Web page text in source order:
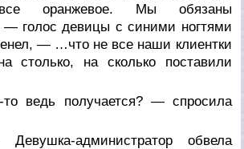
оранжевое. Мы обязаны
голос девицы с синими ногтями
— …что не все наши клиентки
столько, на сколько поставили
ведь получается? — спросила
администратор обвела